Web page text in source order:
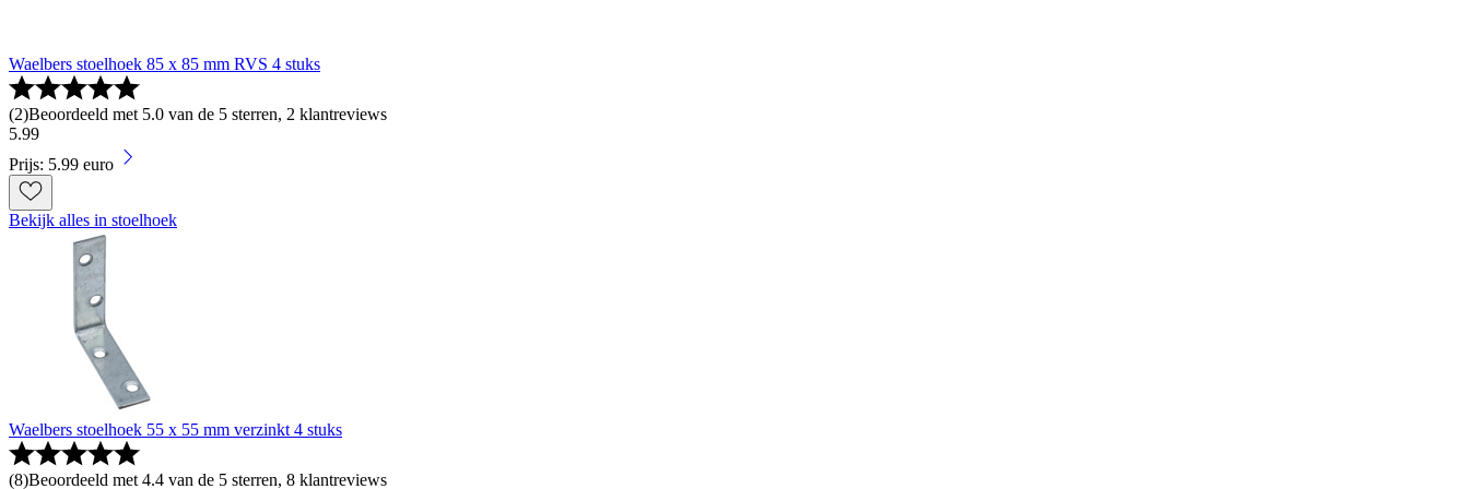
Waelbers stoelhoek 85 x 85 mm RVS 4 stuks
(2)Beoordeeld met 5.0 van de 5 sterren, 2 klantreviews
5.99
Prijs: 5.99 euro
Bekijk alles in stoelhoek
Waelbers stoelhoek 55 x 55 mm verzinkt 4 stuks
(8)Beoordeeld met 4.4 van de 5 sterren, 8 klantreviews